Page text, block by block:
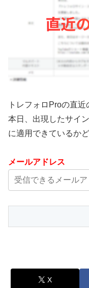
トレフォロProの直
本日、出現したサイ
に適用できているか
メールアドレス
X